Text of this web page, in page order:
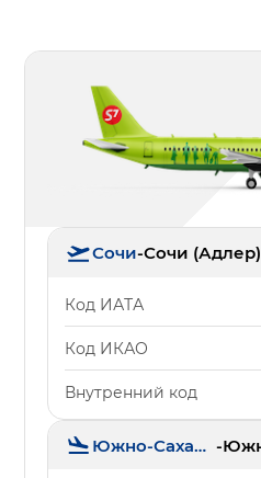
Сочи-Сочи (Адлер)
Код ИАТА
Код ИКАО
Внутренний код
Южно-Сахалинск -